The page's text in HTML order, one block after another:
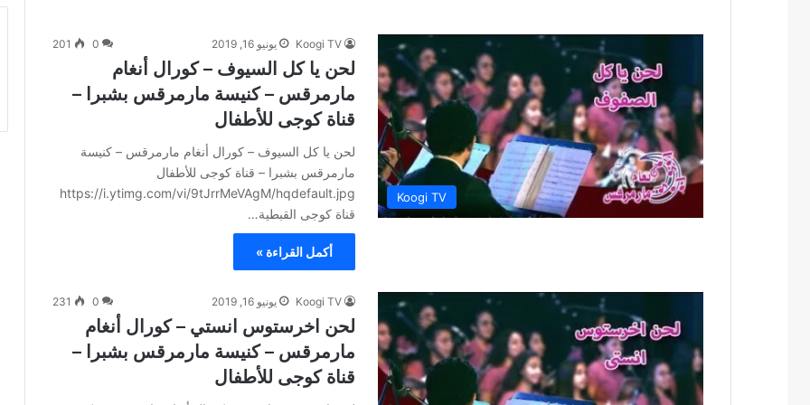
Koogi TV
Koogi TV يونيو 16, 2019 0
201
لحن يا كل السيوف – كورال أنغام
مارمرقس – كنيسة مارمرقس بشبرا –
قناة كوجى للأطفال
لحن يا كل السيوف – كورال أنغام مارمرقس – كنيسة
مارمرقس بشبرا – قناة كوجى للأطفال
https://i.ytimg.com/vi/9tJrrMeVAgM/hqdefault.jpg
قناة كوجى القبطية…
أكمل القراءة »
Koogi TV يونيو 16, 2019 0
231
لحن اخرستوس انستي – كورال أنغام
مارمرقس – كنيسة مارمرقس بشبرا –
قناة كوجى للأطفال